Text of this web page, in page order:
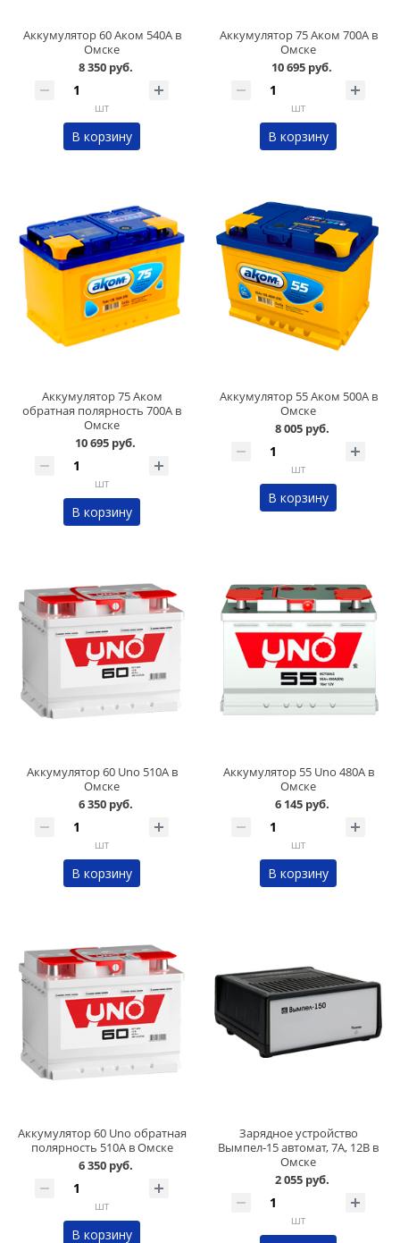
Аккумулятор 60 Аком 540А в
Омске
8 350 руб.
шт
В корзину
Аккумулятор 75 Аком 700А в
Омске
10 695 руб.
шт
В корзину
Аккумулятор 75 Аком
обратная полярность 700А в
Омске
10 695 руб.
шт
В корзину
Аккумулятор 55 Аком 500А в
Омске
8 005 руб.
шт
В корзину
Аккумулятор 60 Uno 510А в
Омске
6 350 руб.
шт
В корзину
Аккумулятор 55 Uno 480А в
Омске
6 145 руб.
шт
В корзину
Аккумулятор 60 Uno обратная
полярность 510А в Омске
6 350 руб.
шт
В корзину
Зарядное устройство
Вымпел-15 автомат, 7А, 12В в
Омске
2 055 руб.
шт